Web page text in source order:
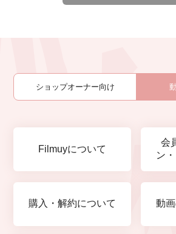
ショップオーナー向け
Filmuyについて
会
ン
購入・解約について 動